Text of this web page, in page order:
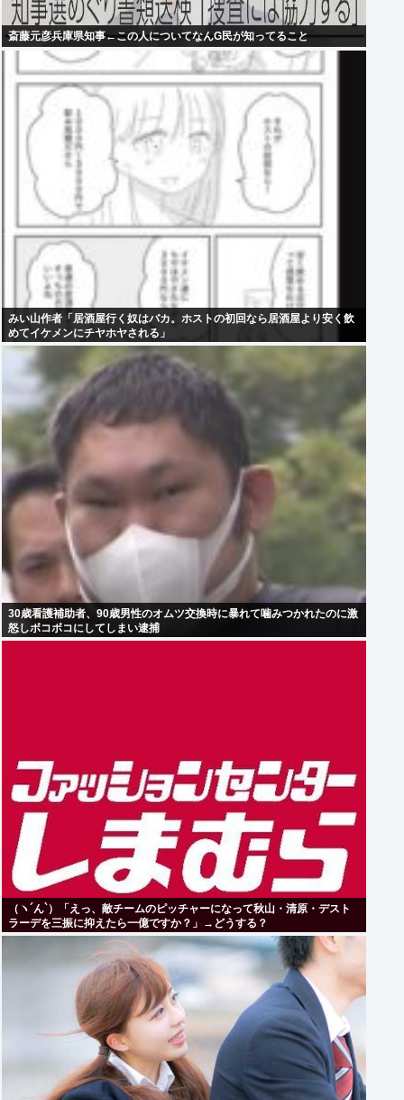
斎藤元彦兵庫県知事←この人についてなんG民が知ってること
みい山作者「居酒屋行く奴はバカ。ホストの初回なら居酒屋より安く飲
めてイケメンにチヤホヤされる」
30歳看護補助者、90歳男性のオムツ交換時に暴れて噛みつかれたのに激
怒しボコボコにしてしまい逮捕
（ヽ´ん`）「えっ、敵チームのピッチャーになって秋山・清原・デスト
ラーデを三振に抑えたら一億ですか？」→どうする？